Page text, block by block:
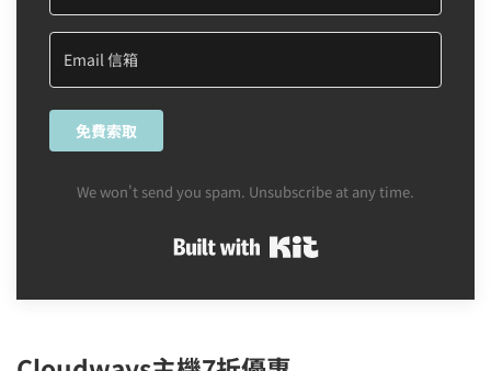
免費索取
We won't send you spam. Unsubscribe at any time.
Built with Kit